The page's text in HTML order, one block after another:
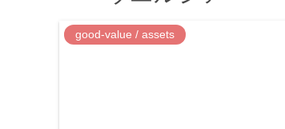
good-value / assets